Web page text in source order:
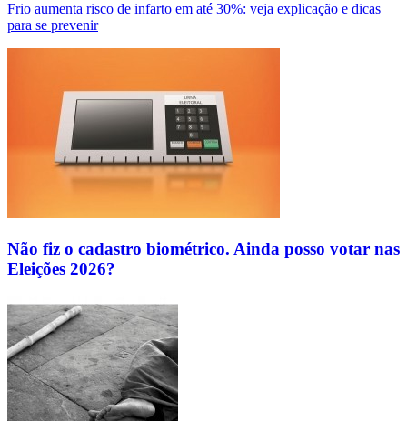
Frio aumenta risco de infarto em até 30%: veja explicação e dicas
para se prevenir
Não fiz o cadastro biométrico. Ainda posso votar nas
Eleições 2026?